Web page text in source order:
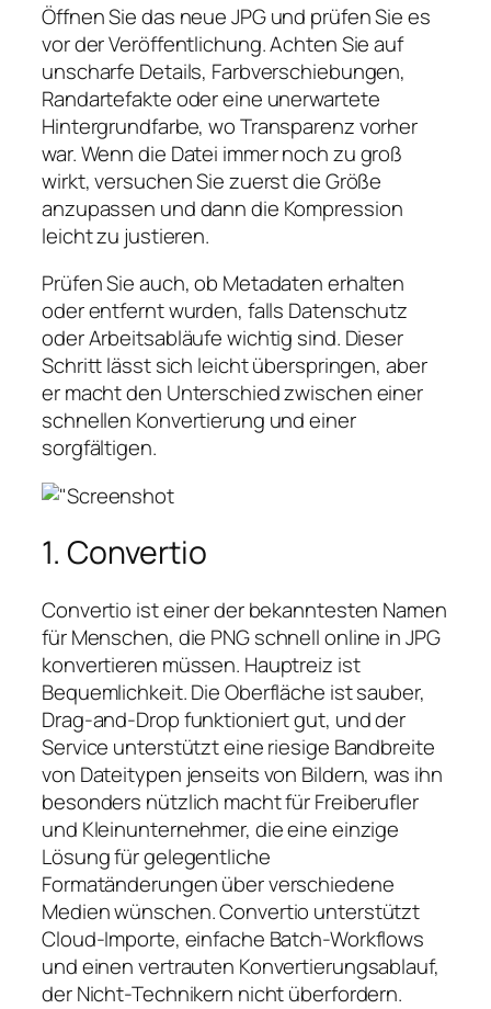
Öffnen Sie das neue JPG und prüfen Sie es
vor der Veröffentlichung. Achten Sie auf
unscharfe Details, Farbverschiebungen,
Randartefakte oder eine unerwartete
Hintergrundfarbe, wo Transparenz vorher
war. Wenn die Datei immer noch zu groß
wirkt, versuchen Sie zuerst die Größe
anzupassen und dann die Kompression
leicht zu justieren.
Prüfen Sie auch, ob Metadaten erhalten
oder entfernt wurden, falls Datenschutz
oder Arbeitsabläufe wichtig sind. Dieser
Schritt lässt sich leicht überspringen, aber
er macht den Unterschied zwischen einer
schnellen Konvertierung und einer
sorgfältigen.
1. Convertio
Convertio ist einer der bekanntesten Namen
für Menschen, die PNG schnell online in JPG
konvertieren müssen. Hauptreiz ist
Bequemlichkeit. Die Oberfläche ist sauber,
Drag-and-Drop funktioniert gut, und der
Service unterstützt eine riesige Bandbreite
von Dateitypen jenseits von Bildern, was ihn
besonders nützlich macht für Freiberufler
und Kleinunternehmer, die eine einzige
Lösung für gelegentliche
Formatänderungen über verschiedene
Medien wünschen. Convertio unterstützt
Cloud-Importe, einfache Batch-Workflows
und einen vertrauten Konvertierungsablauf,
der Nicht-Technikern nicht überfordern.